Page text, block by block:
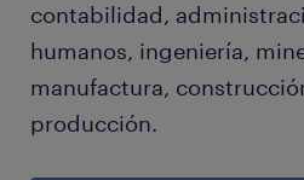
contabilidad,
humanos, ingeniería,
manufactura,
producción.